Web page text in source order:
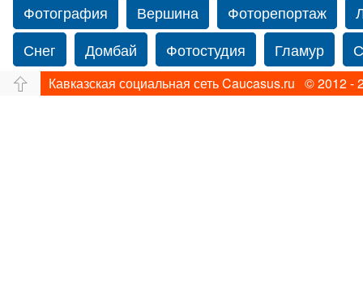
Фотография
Вершина Фоторепортаж
Снег
Домбай Фотостудия Гламур
Путешествие
Перевал Свадьба фото
Кавказская социальная сеть Caucasus.ru © 2012 -